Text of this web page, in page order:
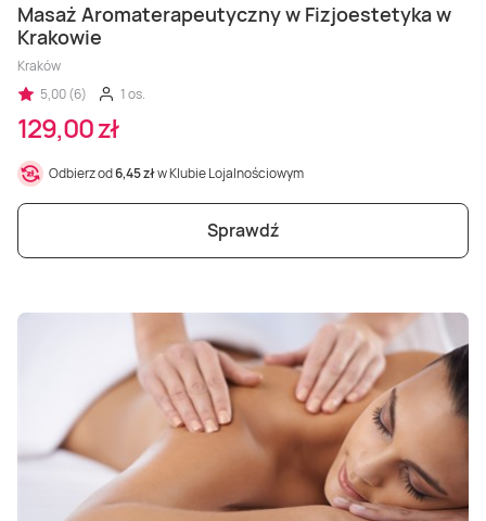
Masaż Aromaterapeutyczny w Fizjoestetyka w
Krakowie
Kraków
5,00 (6)
1 os.
129,00 zł
Odbierz od6,45 złw Klubie Lojalnościowym
Sprawdź